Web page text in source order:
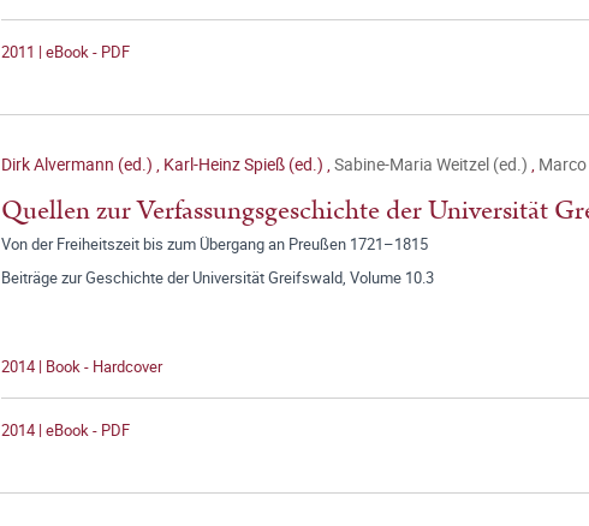
2011 | eBook - PDF
Dirk Alvermann (ed.) , Karl-Heinz Spieß (ed.) ,Sabine-Maria Weitzel (ed.) ,
Quellen zur Verfassungsgeschichte der Universität
Von der Freiheitszeit bis zum Übergang an Preußen 1721–1815
Beiträge zur Geschichte der Universität Greifswald, Volume 10.3
2014 | Book - Hardcover
2014 | eBook - PDF